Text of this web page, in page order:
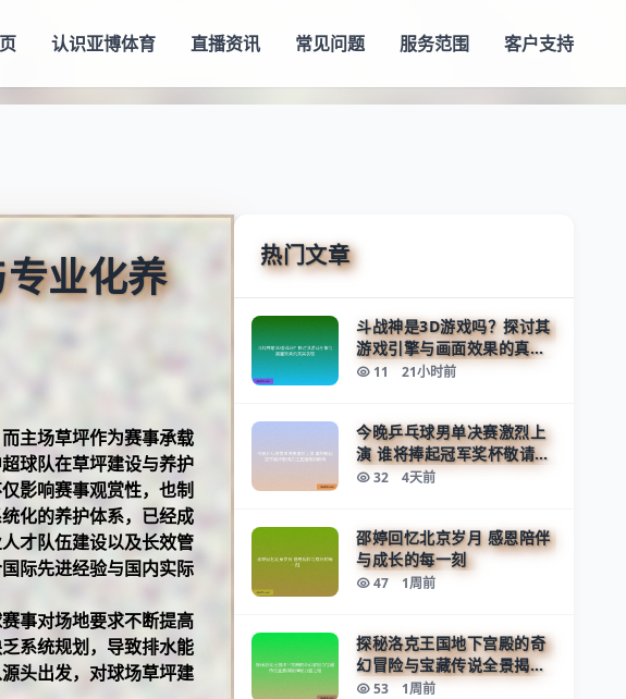
认识亚博体育 直播资讯 常见问题 服务范围 客户支持
业化养
主场草坪作为赛事承载
球队在草坪建设与养护
影响赛事观赏性，也制
化的养护体系，已经成
才队伍建设以及长效管
际先进经验与国内实际
事对场地要求不断提高
系统规划，导致排水能
头出发，对球场草坪建
热门文章
斗战神是3D游戏吗？探讨其
游戏引擎与画面效果的真实
表现
11 21小时前
今晚乒乓球男单决赛激烈上
演 谁将捧起冠军奖杯敬请关
注直播精彩瞬间
32 4天前
邵婷回忆北京岁月 感恩陪伴
与成长的每一刻
47 1周前
探秘洛克王国地下宫殿的奇
幻冒险与宝藏传说全景揭秘
神秘力量之谜
53 1周前